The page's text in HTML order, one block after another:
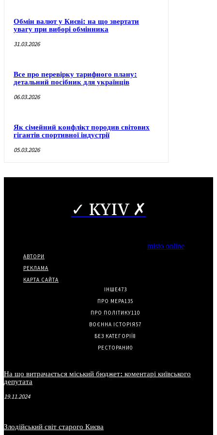
Обмін валют у Києві: на що звертати
увагу при виборі обмінника
31.03.2026
Все про перевірку тарифного плану:
детальний посібник для українців
06.03.2026
Як сімейний конфлікт породив світових
гігантів спортивної індустрії
05.03.2026
✓ KYIV ✗
misto online
АВТОРИ
РЕКЛАМА
КАРТА САЙТА
ІНШЕ473
ПРО МЕРА135
ПРО ПОЛІТИКУ110
ВОЄННА ІСТОРІЯ57
БЕЗ КАТЕГОРІЇ8
РЕСТОРАНИ0
На що витрачається міський бюджет: коментарі київського
депутата
19.11.2024
Злодійський світ старого Києва